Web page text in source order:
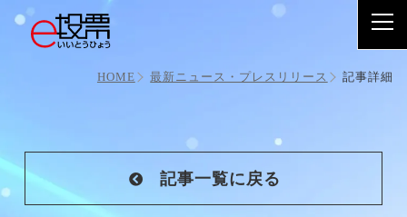
2020年 年末年始 休業のお知らせ
HOME 最新ニュース・プレスリリース 記事詳細
記事一覧に戻る